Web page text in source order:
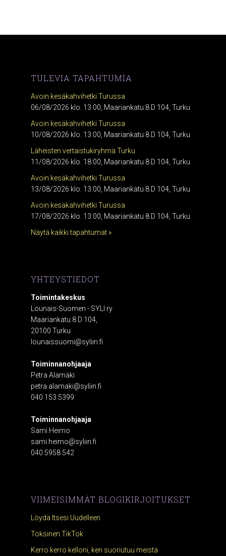
TULEVIA TAPAHTUMIA
Avoin kesäkahvihetki Turussa
06/08/2026 klo. 13:00, Maariankatu 8 D 104, Turku
Avoin kesäkahvihetki Turussa
10/08/2026 klo. 13:00, Maariankatu 8 D 104, Turku
Läheisten vertaistukiryhmä Turku
11/08/2026 klo. 18:00, Maariankatu 8 D 104, Turku
Avoin kesäkahvihetki Turussa
13/08/2026 klo. 13:00, Maariankatu 8 D 104, Turku
Avoin kesäkahvihetki Turussa
17/08/2026 klo. 13:00, Maariankatu 8 D 104, Turku
Näytä kaikki tapahtumat »
YHTEYSTIEDOT
Toimintakeskus
Lounais-Suomen - SYLI ry
Maariankatu 8 D 104,
20100 Turku
lounaissuomi@syliin.fi
Toiminnanohjaaja
Petra Alamäki
petra.alamaki@syliin.fi
040 153 5399
Toiminnanohjaaja
Sami Heimo
sami.heimo@syliin.fi
040 5958 542
VIIMEISIMMÄT BLOGIKIRJOITUKSET
Löydä Itsesi Uudelleen
Toksinen TikTok
Kerro kerro kelloni, ken suoriutuu meistä